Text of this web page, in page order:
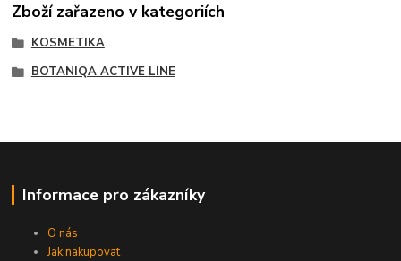
Zboží zařazeno v kategoriích
KOSMETIKA
BOTANIQA ACTIVE LINE
Informace pro zákazníky
O nás
Jak nakupovat